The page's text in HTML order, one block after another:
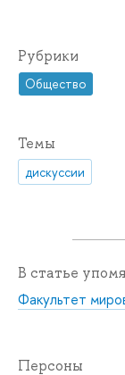
Рубрики
Общество
Темы
дискуссии
В статье
Факультет
Персоны